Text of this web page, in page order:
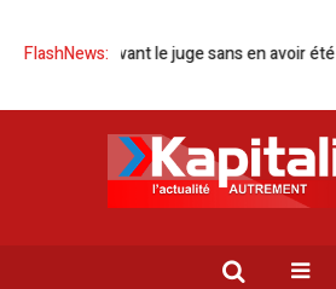
FlashNews:
devant le juge sans en avoir été informée